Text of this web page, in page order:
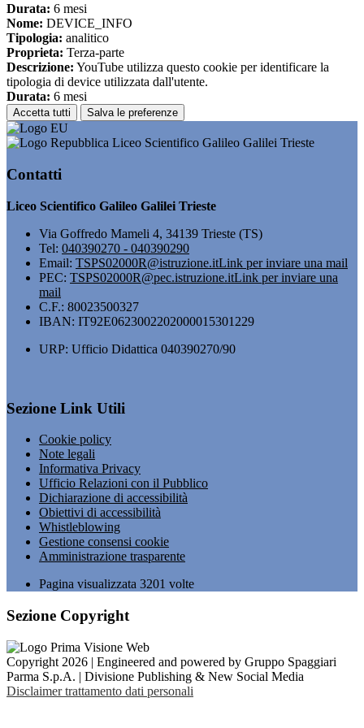
Durata: 6 mesi
Nome: DEVICE_INFO
Tipologia: analitico
Proprieta: Terza-parte
Descrizione: YouTube utilizza questo cookie per identificare la
tipologia di device utilizzata dall'utente.
Durata: 6 mesi
Accetta tutti Salva le preferenze
Liceo Scientifico Galileo Galilei Trieste
Contatti
Liceo Scientifico Galileo Galilei Trieste
Via Goffredo Mameli 4, 34139 Trieste (TS)
Tel: 040390270 - 040390290
Email: TSPS02000R@istruzione.itLink per inviare una mail
PEC: TSPS02000R@pec.istruzione.itLink per inviare una
mail
C.F.: 80023500327
IBAN: IT92E0623002202000015301229
URP: Ufficio Didattica 040390270/90
Sezione Link Utili
Cookie policy
Note legali
Informativa Privacy
Ufficio Relazioni con il Pubblico
Dichiarazione di accessibilità
Obiettivi di accessibilità
Whistleblowing
Gestione consensi cookie
Amministrazione trasparente
Pagina visualizzata 3201 volte
Sezione Copyright
Copyright 2026 | Engineered and powered by Gruppo Spaggiari
Parma S.p.A. | Divisione Publishing & New Social Media
Disclaimer trattamento dati personali